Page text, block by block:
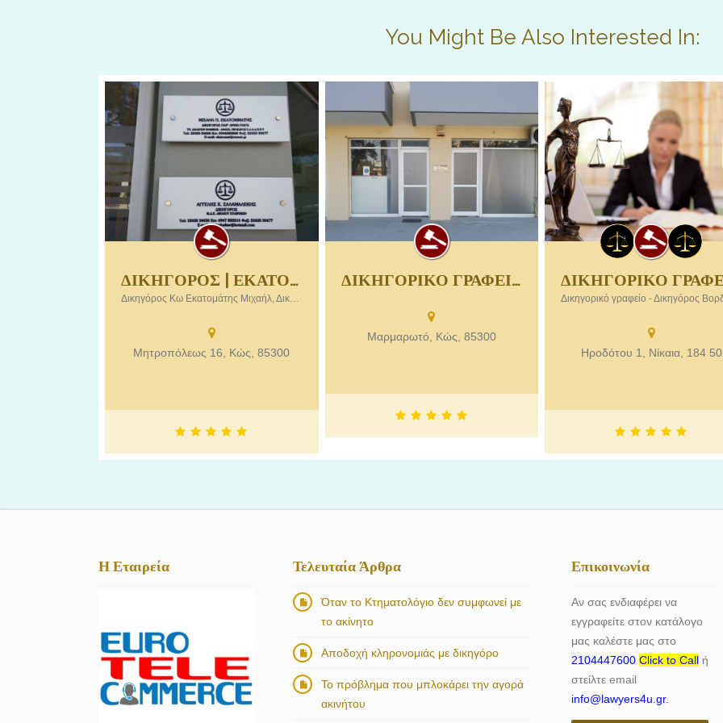
You Might Be Also Interested In:
Δικηγόρος Κω Εκατομάτης Μιχαήλ,
Δικηγορικό γραφείο Κώς Δωδεκάνησα.
ΔΙΚΗΓΟΡΟΣ | ΕΚΑΤΟΜΜΑΤΗΣ ΜΙΧΑΗΛ | ΔΙΚΗΓΟΡΙΚΟ ΓΡΑΦΕΙΟ ΚΩΣ ΔΩΔΕΚΑΝΗΣΑ
Δικηγόρος Κω Εκατομάτης Μιχαήλ, Δικηγορικό γραφείο Κώς Δωδεκάνησα
Μητροπόλεως 16, Κώς, 85300
ΔΙΚΗΓΟΡΙΚΟ ΓΡΑΦΕΙΟ | ΑΛΕΞΑΝΔΡΗ
ΔΩΔΕΚΑΝΗΣΑ. Δικηγόρος Κώ Αλεξανδρή
Ελένη. Δικηγόρος Αλεξανδρή Ελένη Κως,
ΔΙΚΗΓΟΡΙΚΟ ΓΡΑΦΕΙΟ | ΑΛΕΞΑΝΔΡΗ ΕΛΕΝΗ | ΔΙΚΗΓΟΡΟΣ ΚΩΣ ΔΩΔΕΚΑΝΗΣΑ
Μαρμαρωτό, Κώς, 85300
Δικηγορικό γραφείο – Δικηγόρος
Βορδώνη Χρυσούλα στην Νίκαια
Ηροδότου 1, Νίκαια, 184 50
Η Εταιρεία Τελευταία Άρθρα
Όταν το Κτηματολόγιο δεν συμφωνεί με
το ακίνητο
Αποδοχή κληρονομιάς με δικηγόρο
Το πρόβλημα που μπλοκάρει την αγορά
ακινήτου
Επικοινωνία
Αν σας ενδιαφέρει να
εγγραφείτε στον κατάλογο
μας καλέστε μας στο
2104447600 Click to Callή
στείλτε email
info@lawyers4u.gr.